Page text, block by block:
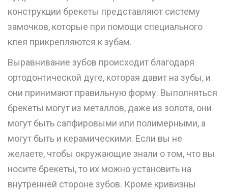
конструкции брекеты представляют систему
замочков, которые при помощи специального
клея прикрепляются к зубам.
Выравнивание зубов происходит благодаря
ортодонтической дуге, которая давит на зубы, и
они принимают правильную форму. Выполняться
брекеты могут из металлов, даже из золота, они
могут быть сапфировыми или полимерными, а
могут быть и керамическими. Если вы не
желаете, чтобы окружающие знали о том, что вы
носите брекеты, то их можно установить на
внутренней стороне зубов. Кроме кривизны